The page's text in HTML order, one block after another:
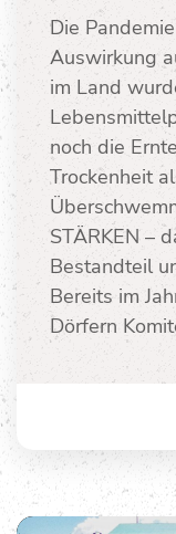
Die
Auswirkung
im Land
noch die
Trockenheit
STÄRKEN –
Bestandteil
Bereits im
Dörfern